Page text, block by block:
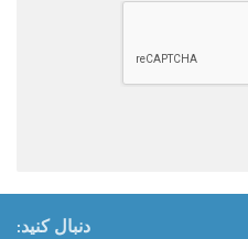
دنبال کنید: